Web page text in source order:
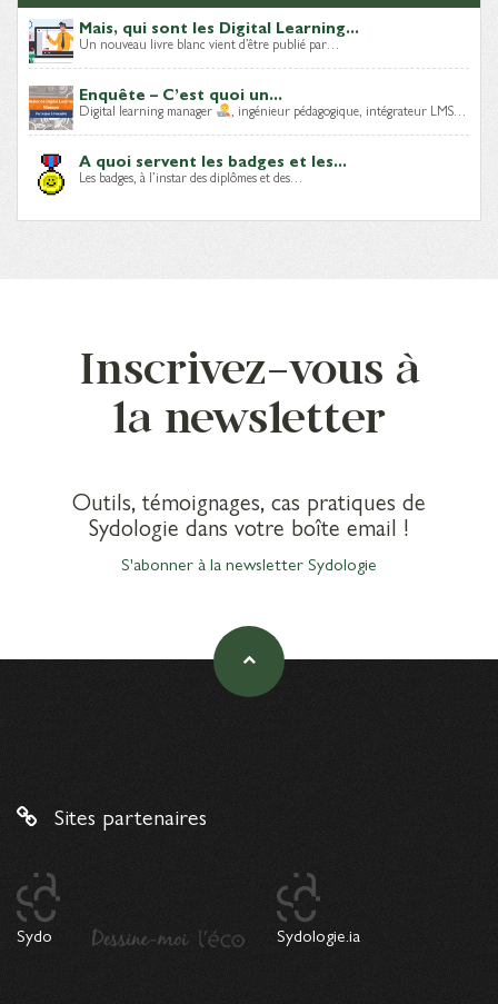
Mais, qui sont les Digital Learning...
Un nouveau livre blanc vient d’être publié par…
Enquête – C’est quoi un...
Digital learning manager , ingénieur pédagogique, intégrateur LMS…
A quoi servent les badges et les...
Les badges, à l’instar des diplômes et des…
Inscrivez-vous à
la newsletter
Outils, témoignages, cas pratiques de
Sydologie dans votre boîte email !
S'abonner à la newsletter Sydologie
Sites partenaires
Sydo Sydologie.ia